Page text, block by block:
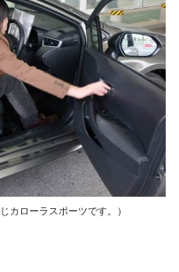
カローラスポーツです。）